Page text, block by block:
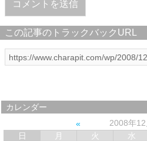
この記事のトラックバックURL
カレンダー
2008年12
日
月 火 水